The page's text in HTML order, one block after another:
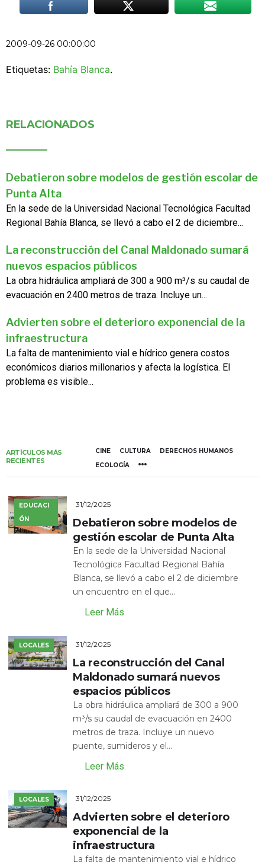
2009-09-26 00:00:00
Etiquetas: Bahía Blanca.
RELACIONADOS
Debatieron sobre modelos de gestión escolar de
Punta Alta
En la sede de la Universidad Nacional Tecnológica Facultad
Regional Bahía Blanca, se llevó a cabo el 2 de diciembre...
La reconstrucción del Canal Maldonado sumará
nuevos espacios públicos
La obra hidráulica ampliará de 300 a 900 m³/s su caudal de
evacuación en 2400 metros de traza. Incluye un...
Advierten sobre el deterioro exponencial de la
infraestructura
La falta de mantenimiento vial e hídrico genera costos
económicos diarios millonarios y afecta la logística. El
problema es visible...
ARTÍCULOS MÁS
RECIENTES
CINE CULTURA
DERECHOS HUMANOS
ECOLOGÍA
EDUCACI
ÓN
31/12/2025
Debatieron sobre modelos de
gestión escolar de Punta Alta
En la sede de la Universidad Nacional
Tecnológica Facultad Regional Bahía
Blanca, se llevó a cabo el 2 de diciembre
un encuentro en el que...
Leer Más
LOCALES 31/12/2025
La reconstrucción del Canal
Maldonado sumará nuevos
espacios públicos
La obra hidráulica ampliará de 300 a 900
m³/s su caudal de evacuación en 2400
metros de traza. Incluye un nuevo
puente, sumideros y el...
Leer Más
LOCALES 31/12/2025
Advierten sobre el deterioro
exponencial de la
infraestructura
La falta de mantenimiento vial e hídrico